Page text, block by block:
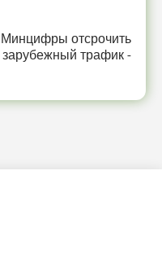
отсрочить
трафик -